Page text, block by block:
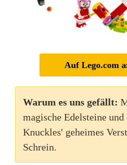
Auf Lego.com
Warum es uns gefällt:
magische Edelsteine und
Knuckles' geheimes
Schrein.